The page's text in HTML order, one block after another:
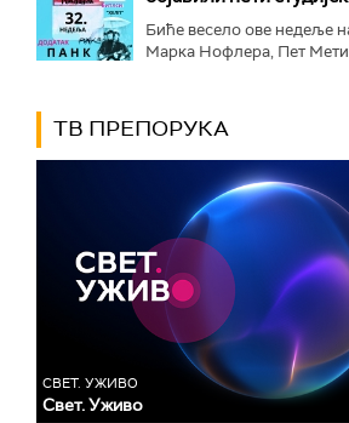
Биће весело ове недеље
Марка Нофлера, Пет
ТВ ПРЕПОРУКА
СВЕТ. УЖИВО
Свет. Уживо